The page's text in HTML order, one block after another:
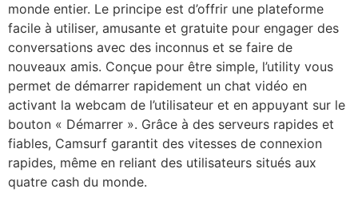
monde entier. Le principe est d’offrir une plateforme
facile à utiliser, amusante et gratuite pour engager des
conversations avec des inconnus et se faire de
nouveaux amis. Conçue pour être simple, l’utility vous
permet de démarrer rapidement un chat vidéo en
activant la webcam de l’utilisateur et en appuyant sur le
bouton « Démarrer ». Grâce à des serveurs rapides et
fiables, Camsurf garantit des vitesses de connexion
rapides, même en reliant des utilisateurs situés aux
quatre cash du monde.